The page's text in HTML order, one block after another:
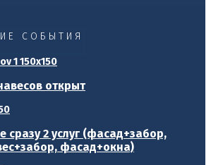
СОБЫТИЯ
открыт
сразу 2 услуг (фасад+забор,
фасад+окна)